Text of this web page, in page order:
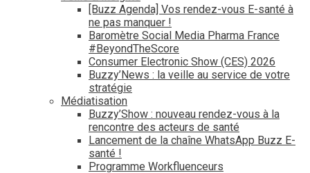
[Buzz Agenda] Vos rendez-vous E-santé à
ne pas manquer !
Baromètre Social Media Pharma France
#BeyondTheScore
Consumer Electronic Show (CES) 2026
Buzzy’News : la veille au service de votre
stratégie
Médiatisation
Buzzy’Show : nouveau rendez-vous à la
rencontre des acteurs de santé
Lancement de la chaîne WhatsApp Buzz E-
santé !
Programme Workfluenceurs